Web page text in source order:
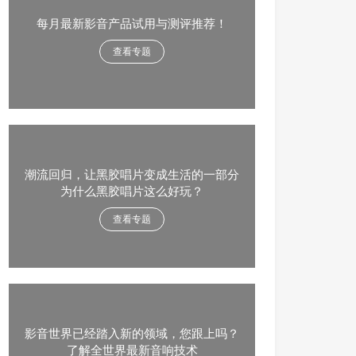
每月最新影音产品试用与测评推荐！
查看专题
潮流回归，让黑胶唱片变成生活的一部分
为什么黑胶唱片这么好玩？
查看专题
影音世界已经踏入新的领域，您跟上吗？
了解全世界最新音响技术